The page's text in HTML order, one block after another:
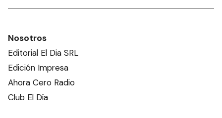
Nosotros
Editorial El Dia SRL
Edición Impresa
Ahora Cero Radio
Club El Día